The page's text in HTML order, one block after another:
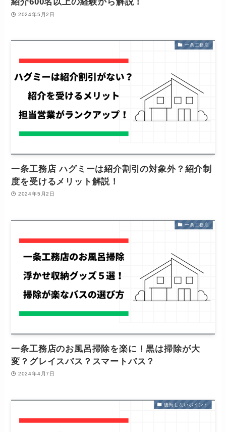
2024年5月2日
一条工務店
一条工務店 ハグミーは紹介割引の対象外？紹介制
度を受けるメリット解説！
2024年5月2日
一条工務店
一条工務店のお風呂掃除を楽に！黒は掃除が大
変？グレイスバス？スマートバス？
2024年4月7日
後悔しないポイント